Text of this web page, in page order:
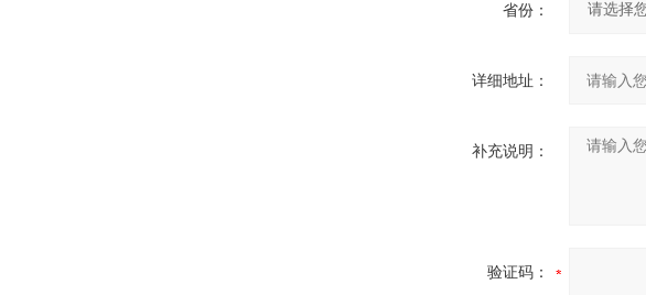
省份：
详细地址：
补充说明：
验证码：